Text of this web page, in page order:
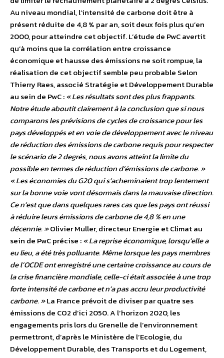
Au niveau mondial, l’intensité de carbone doit être à
présent réduite de 4,8 % par an, soit deux fois plus qu’en
2000, pour atteindre cet objectif. L’étude de PwC avertit
qu’à moins que la corrélation entre croissance
économique et hausse des émissions ne soit rompue, la
réalisation de cet objectif semble peu probable Selon
Thierry Raes, associé Stratégie et Développement Durable
au sein de PwC :« Les résultats sont des plus frappants.
Notre étude aboutit clairement à la conclusion que si nous
comparons les prévisions de cycles de croissance pour les
pays développés et en voie de développement avec le niveau
de réduction des émissions de carbone requis pour respecter
le scénario de 2 degrés, nous avons atteint la limite du
possible en termes de réduction d’émissions de carbone. »
« Les économies du G20 qui s’acheminaient trop lentement
sur la bonne voie vont désormais dans la mauvaise direction.
Ce n’est que dans quelques rares cas que les pays ont réussi
à réduire leurs émissions de carbone de 4,8 % en une
décennie. »Olivier Muller, directeur Energie et Climat au
sein de PwC précise :« La reprise économique, lorsqu’elle a
eu lieu, a été très polluante. Même lorsque les pays membres
de l’OCDE ont enregistré une certaine croissance au cours de
la crise financière mondiale, celle-ci était associée à une trop
forte intensité de carbone et n’a pas accru leur productivité
carbone. »La France prévoit de diviser par quatre ses
émissions de CO2 d’ici 2050. A l’horizon 2020, les
engagements pris lors du Grenelle de l’environnement
permettront, d’après le Ministère de l’Ecologie, du
Développement Durable, des Transports et du Logement,